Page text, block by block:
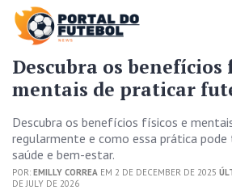
Descubra os benefícios
mentais de praticar
Descubra os benefícios físicos e
regularmente e como essa prática
saúde e bem-estar.
POR: EMILLY CORREA EM 2 DE DECEMBER DE 2025
DE JULY DE 2026